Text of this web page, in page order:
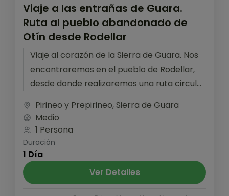
Viaje a las entrañas de Guara.
Ruta al pueblo abandonado de
Otín desde Rodellar
Viaje al corazón de la Sierra de Guara. Nos
encontraremos en el pueblo de Rodellar,
desde donde realizaremos una ruta circular
Pirineo y Prepirineo,Sierra de Guara
Medio
1 Persona
Duración
1 Día
Ver Detalles